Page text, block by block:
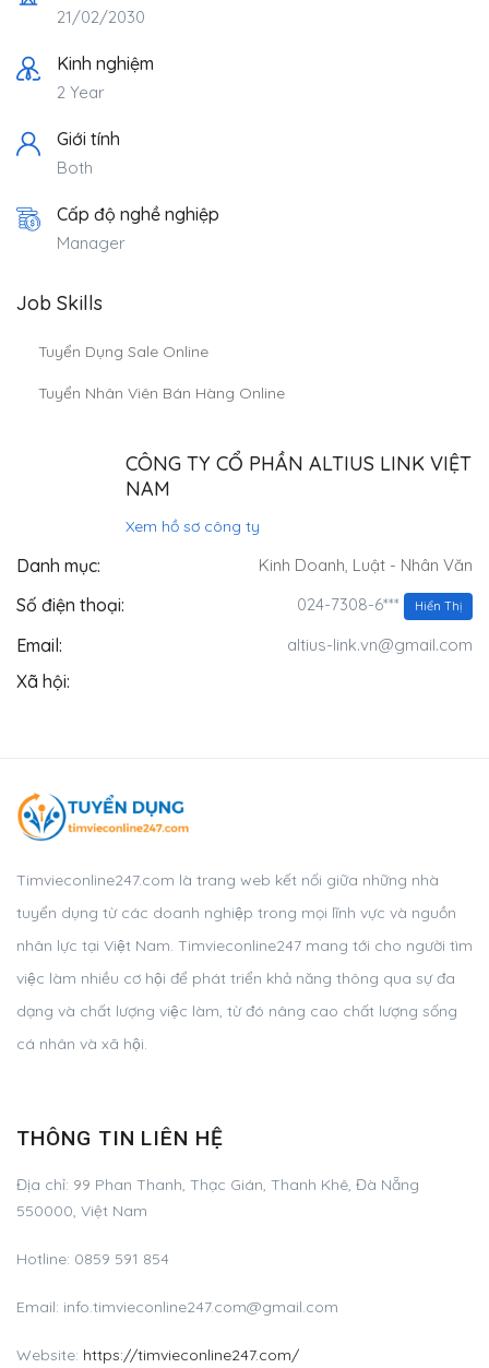
21/02/2030
Kinh nghiệm
2 Year
Giới tính
Both
Cấp độ nghề nghiệp
Manager
Job Skills
Tuyển Dụng Sale Online
Tuyển Nhân Viên Bán Hàng Online
CÔNG TY CỔ PHẦN ALTIUS LINK VIỆT
NAM
Xem hồ sơ công ty
Danh mục: Kinh Doanh Luật - Nhân Văn
Số điện thoại: 024-7308-6*** Hiển Thị
Email: altius-link.vn@gmail.com
Xã hội:
Timvieconline247.com là trang web kết nối giữa những nhà
tuyển dụng từ các doanh nghiệp trong mọi lĩnh vực và nguồn
nhân lực tại Việt Nam. Timvieconline247 mang tới cho người tìm
việc làm nhiều cơ hội để phát triển khả năng thông qua sự đa
dạng và chất lượng việc làm, từ đó nâng cao chất lượng sống
cá nhân và xã hội.
THÔNG TIN LIÊN HỆ
Địa chỉ: 99 Phan Thanh, Thạc Gián, Thanh Khê, Đà Nẵng
550000, Việt Nam
Hotline: 0859 591 854
Email: info.timvieconline247.com@gmail.com
Website: https://timvieconline247.com/